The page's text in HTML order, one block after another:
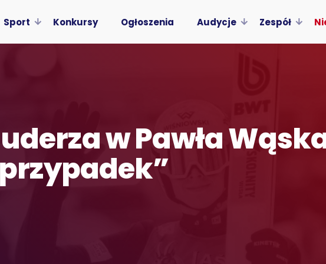
Sport Konkursy Ogłoszenia Audycje Zespół
w Pawła